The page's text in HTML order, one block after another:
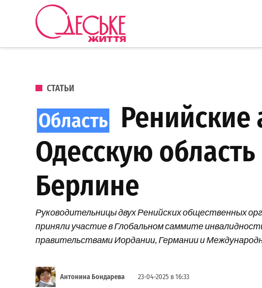
Перейти к содержанию
ОПУБЛИКОВАНО В
СТАТЬИ
Ренийские
Одесскую
Берлине
Руководительницы двух Ренийских общественных
приняли участие в Глобальном саммите
правительствами Иордании, Германии и
Антонина Бондарева 23-04-2025 в 16:33